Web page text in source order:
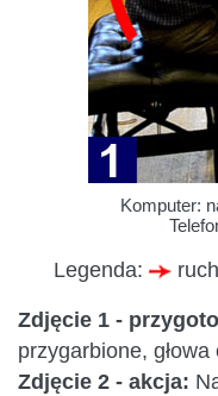
Komputer:
Legenda:
Zdjęcie 1 -
przygarbione,
Zdjęcie 2 - akcja: